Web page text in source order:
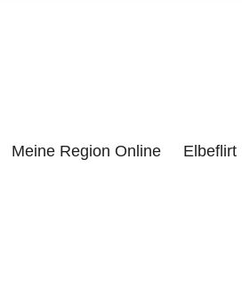
Meine Region Online Elbeflirt